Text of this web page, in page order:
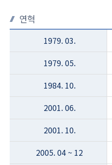
연혁
1979. 03.
1979. 05.
1984. 10.
2001. 06.
2001. 10.
2005. 04 ~ 12